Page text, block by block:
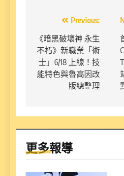
章
導
覽
Previous:
《暗黑破壞神 永生
不朽》新職業「術
士」6/18 上線！技
能特色與魯高因改
版總整理
更多報導